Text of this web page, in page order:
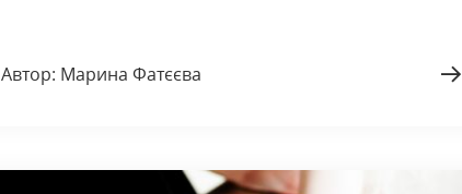
Автор: Марина Фатєєва